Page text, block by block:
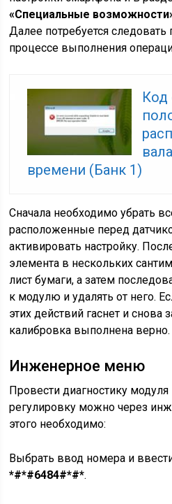
«Специальные
Далее потребуется
процессе выполнения
Код
времени (Банк 1)
Сначала необходимо убрать
расположенные перед
активировать настройку.
элемента в нескольких
лист бумаги, а затем
к модулю и удалять от него.
этих действий гаснет и снова
калибровка выполнена верно.
Инженерное меню
Провести диагностику
регулировку можно через
этого необходимо:
Выбрать ввод номера и
*#*#6484#*#*.